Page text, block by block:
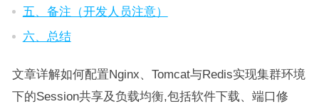
五、备注（开发人员注意）
六、总结
文章详解如何配置Nginx、Tomcat与Redis实现集群环境
下的Session共享及负载均衡,包括软件下载、端口修